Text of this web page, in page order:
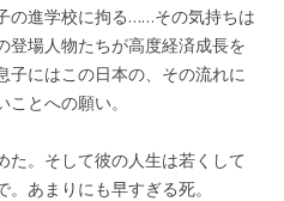
の進学校に拘る……その気持ちは
登場人物たちが高度経済成長を
子にはこの日本の、その流れに
とへの願い。
た。そして彼の人生は若くして
あまりにも早すぎる死。